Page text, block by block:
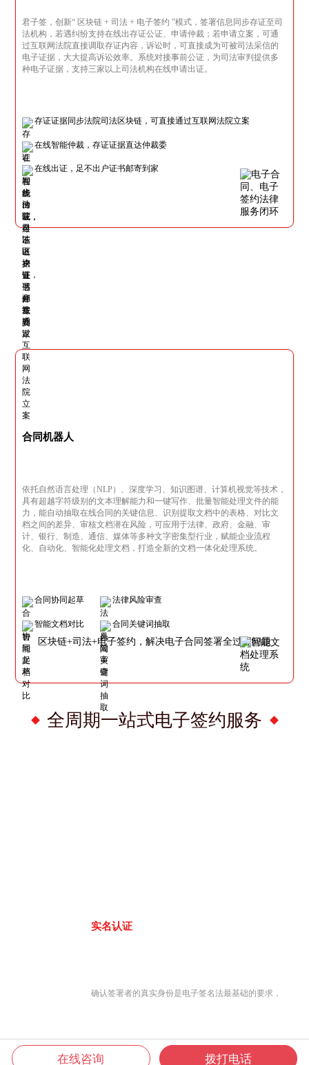
君子签，创新“ 区块链 + 司法 + 电子签约 ”模式，签署信息同步存证至司
法机构，若遇纠纷支持在线出存证公证、申请仲裁；若申请立案，可通
过互联网法院直接调取存证内容，诉讼时，可直接成为可被司法采信的
电子证据，大大提高诉讼效率。系统对接事前公证，为司法审判提供多
种电子证据，支持三家以上司法机构在线申请出证。
存证证据同步法院司法区块链，可直接通过互联网法院立案
在线智能仲裁，存证证据直达仲裁委
在线出证，足不出户证书邮寄到家
合同机器人
依托自然语言处理（NLP）、深度学习、知识图谱、计算机视觉等技术，
具有超越字符级别的文本理解能力和一键写作、批量智能处理文件的能
力，能自动抽取在线合同的关键信息、识别提取文档中的表格、对比文
档之间的差异、审核文档潜在风险，可应用于法律、政府、金融、审
计、银行、制造、通信、媒体等多种文字密集型行业，赋能企业流程
化、自动化、智能化处理文档，打造全新的文档一体化处理系统。
合同协同起草 法律风险审查
智能文档对比 合同关键词抽取
全周期一站式电子签约服务
区块链+司法+电子签约，解决电子合同签署全过程问题
实名认证
确认签署者的真实身份是电子签名法最基础的要求，
在线咨询 拨打电话